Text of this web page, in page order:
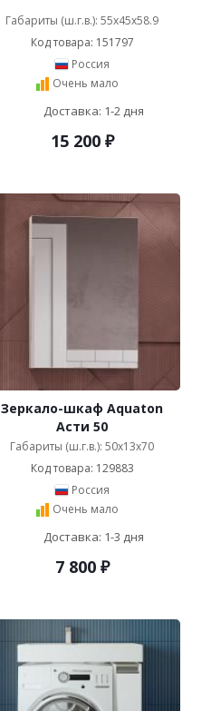
Габариты (ш.г.в.): 55x45x58.9
Код товара: 151797
Россия
Очень мало
Доставка: 1-2 дня
15 200₽
Зеркало-шкаф Aquaton
Асти 50
Габариты (ш.г.в.): 50x13x70
Код товара: 129883
Россия
Очень мало
Доставка: 1-3 дня
7 800₽